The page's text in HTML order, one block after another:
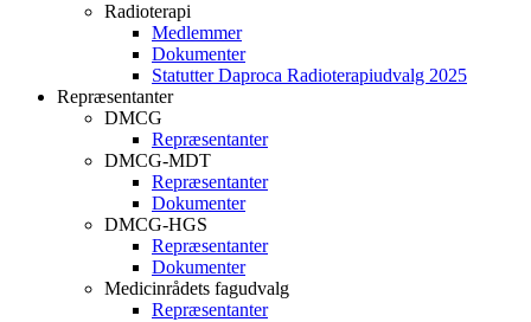
Radioterapi
Medlemmer
Dokumenter
Statutter Daproca Radioterapiudvalg 2025
Repræsentanter
DMCG
Repræsentanter
DMCG-MDT
Repræsentanter
Dokumenter
DMCG-HGS
Repræsentanter
Dokumenter
Medicinrådets fagudvalg
Repræsentanter